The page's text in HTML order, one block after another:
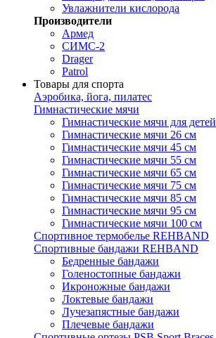
Увлажнители кислорода
Производители
Армед
СИМС-2
Drager
Patrol
Товары для спорта
Аэробика, йога, пилатес
Гимнастические мячи
Гимнастические мячи для детей
Гимнастические мячи 26 см
Гимнастические мячи 45 см
Гимнастические мячи 55 см
Гимнастические мячи 65 см
Гимнастические мячи 75 см
Гимнастические мячи 85 см
Гимнастические мячи 95 см
Гимнастические мячи 100 см
Спортивное термобелье REHBAND
Спортивные бандажи REHBAND
Бедренные бандажи
Голеностопные бандажи
Икроножные бандажи
Локтевые бандажи
Лучезапястные бандажи
Плечевые бандажи